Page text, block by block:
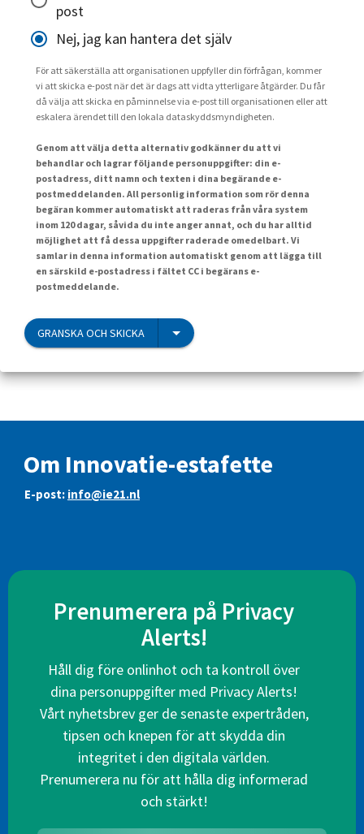
post
Nej, jag kan hantera det själv
För att säkerställa att organisationen uppfyller din förfrågan, kommer
vi att skicka e-post när det är dags att vidta ytterligare åtgärder. Du får
då välja att skicka en påminnelse via e-post till organisationen eller att
eskalera ärendet till den lokala dataskyddsmyndigheten.
Genom att välja detta alternativ godkänner du att vi
behandlar och lagrar följande personuppgifter: din e-
postadress, ditt namn och texten i dina begärande e-
postmeddelanden. All personlig information som rör denna
begäran kommer automatiskt att raderas från våra system
inom 120 dagar, såvida du inte anger annat, och du har alltid
möjlighet att få dessa uppgifter raderade omedelbart. Vi
samlar in denna information automatiskt genom att lägga till
en särskild e-postadress i fältet CC i begärans e-
postmeddelande.
GRANSKA OCH SKICKA
Om Innovatie-estafette
E-post: info@ie21.nl
Prenumerera på Privacy
Alerts!
Håll dig före onlinhot och ta kontroll över
dina personuppgifter med Privacy Alerts!
Vårt nyhetsbrev ger de senaste expertråden,
tipsen och knepen för att skydda din
integritet i den digitala världen.
Prenumerera nu för att hålla dig informerad
och stärkt!